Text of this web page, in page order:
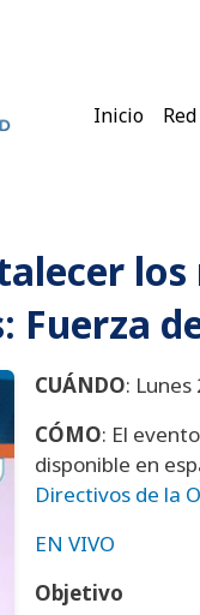
Main
Inicio
los
Fuerza
CUÁNDO:
CÓMO: El
disponible en
Directivos de la
EN VIVO
Objetivo